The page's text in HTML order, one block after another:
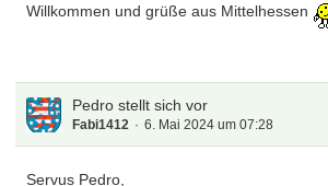
Willkommen und grüße aus Mittelhessen
Pedro stellt sich vor
Fabi1412 6. Mai 2024 um 07:28
Servus Pedro,